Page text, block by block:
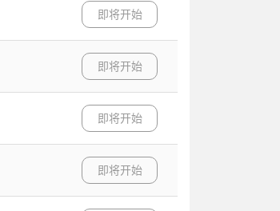
即将开始
即将开始
即将开始
即将开始